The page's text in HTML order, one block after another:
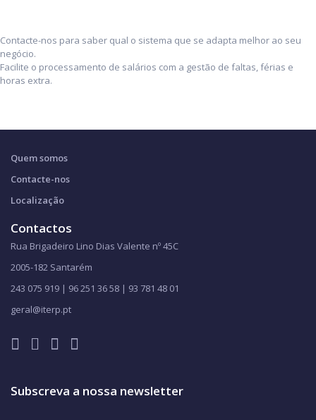
Contacte-nos para saber qual o sistema que se adapta melhor ao seu
negócio.
Facilite o processamento de salários com a gestão de faltas, férias e
horas extra.
Quem somos
Contacte-nos
Localização
Contactos
Rua Brigadeiro Lino Dias Valente nº 45C
2005-182 Santarém
243 075 919 | 96 251 36 58 | 93 781 48 01
geral@iterp.pt
Subscreva a nossa newsletter